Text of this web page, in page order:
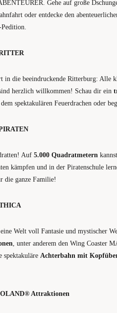
Gehe auf große
oder entdecke den
in die beeindruckende Ritterburg: Alle
herzlich willkommen! Schau dir ein
spektakulären Feuerdrachen oder
Auf 5.000 Quadratmetern
kämpfen und in der Piratenschule
die ganze Familie!
Welt voll Fantasie und mystischer
, unter anderem den Wing Coaster
spektakuläre Achterbahn mit
Attraktionen